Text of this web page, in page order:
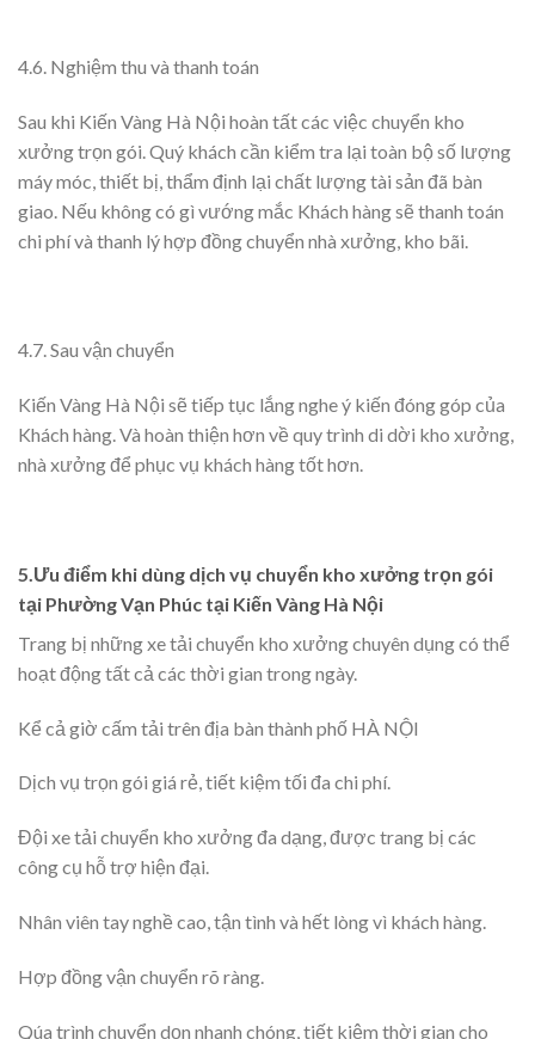
4.6. Nghiệm thu và thanh toán
Sau khi Kiến Vàng Hà Nội hoàn tất các việc chuyển kho
xưởng trọn gói. Quý khách cần kiểm tra lại toàn bộ số lượng
máy móc, thiết bị, thẩm định lại chất lượng tài sản đã bàn
giao. Nếu không có gì vướng mắc Khách hàng sẽ thanh toán
chi phí và thanh lý hợp đồng chuyển nhà xưởng, kho bãi.
4.7. Sau vận chuyển
Kiến Vàng Hà Nội sẽ tiếp tục lắng nghe ý kiến đóng góp của
Khách hàng. Và hoàn thiện hơn về quy trình di dời kho xưởng,
nhà xưởng để phục vụ khách hàng tốt hơn.
5.Ưu điểm khi dùng dịch vụ chuyển kho xưởng trọn gói
tại Phường Vạn Phúc tại Kiến Vàng Hà Nội
Trang bị những xe tải chuyển kho xưởng chuyên dụng có thể
hoạt động tất cả các thời gian trong ngày.
Kể cả giờ cấm tải trên địa bàn thành phố HÀ NỘI
Dịch vụ trọn gói giá rẻ, tiết kiệm tối đa chi phí.
Đội xe tải chuyển kho xưởng đa dạng, được trang bị các
công cụ hỗ trợ hiện đại.
Nhân viên tay nghề cao, tận tình và hết lòng vì khách hàng.
Hợp đồng vận chuyển rõ ràng.
Qúa trình chuyển dọn nhanh chóng, tiết kiệm thời gian cho